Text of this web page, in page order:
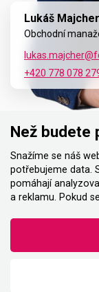
Lukáš Majcher
Obchodní
+420 778 078
Než budete
Snažíme se náš
potřebujeme data.
pomáhají
a reklamu. Pokud